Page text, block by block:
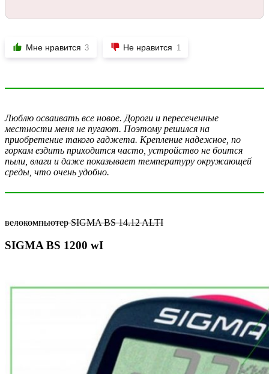
Мне нравится 3 Не нравится 1
Люблю осваивать все новое. Дороги и пересеченные
местности меня не пугают. Поэтому решился на
приобретение такого гаджета. Крепление надежное, по
горкам ездить приходится часто, устройство не боится
пыли, влаги и даже показывает температуру окружающей
среды, что очень удобно.
велокомпьютер SIGMA BS 14.12 ALTI
SIGMA BS 1200 wI